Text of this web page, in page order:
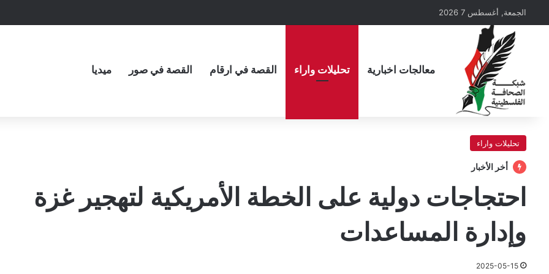
الجمعة, أغسطس 7 2026
معالجات اخبارية تحليلات واراء القصة في ارقام القصة في صور ميديا
تحليلات واراء
أخر الأخبار
احتجاجات دولية على الخطة الأمريكية لتهجير غزة
وإدارة المساعدات
2025-05-15